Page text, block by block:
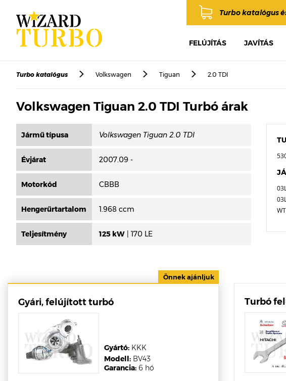
Turbo katalógus
FELÚJÍTÁS JAVÍTÁS
Turbo katalógus Volkswagen Tiguan 2.0 TDI
Volkswagen Tiguan 2.0 TDI Turbó árak
Jármű típusa
Évjárat 2007.09 -
Motorkód CBBB
Hengerűrtartalom 1.968 ccm
Teljesítmény 125 kW | 170 LE
Gyári, felújított turbó
Garancia: 6 hó
Modell: BV43
Gyártó: KKK
Turbó